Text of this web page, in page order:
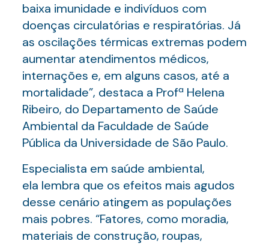
baixa imunidade e indivíduos com
doenças circulatórias e respiratórias. Já
as oscilações térmicas extremas podem
aumentar atendimentos médicos,
internações e, em alguns casos, até a
mortalidade”, destaca a Profª Helena
Ribeiro, do Departamento de Saúde
Ambiental da Faculdade de Saúde
Pública da Universidade de São Paulo.
Especialista em saúde ambiental,
ela lembra que os efeitos mais agudos
desse cenário atingem as populações
mais pobres. “Fatores, como moradia,
materiais de construção, roupas,